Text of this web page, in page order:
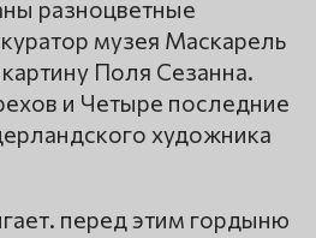
разноцветные
музея Маскарель
Поля Сезанна.
и Четыре последние
художника
перед этим гордыню